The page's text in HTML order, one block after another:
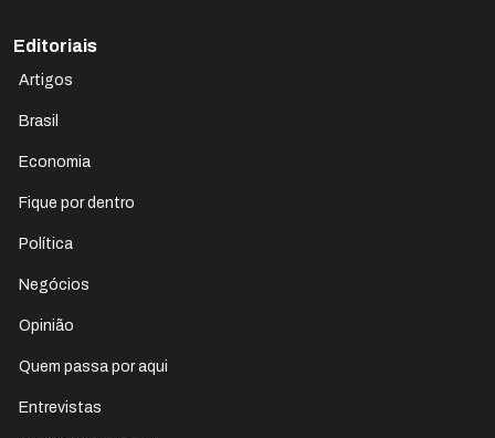
Editoriais
Artigos
Brasil
Economia
Fique por dentro
Política
Negócios
Opinião
Quem passa por aqui
Entrevistas